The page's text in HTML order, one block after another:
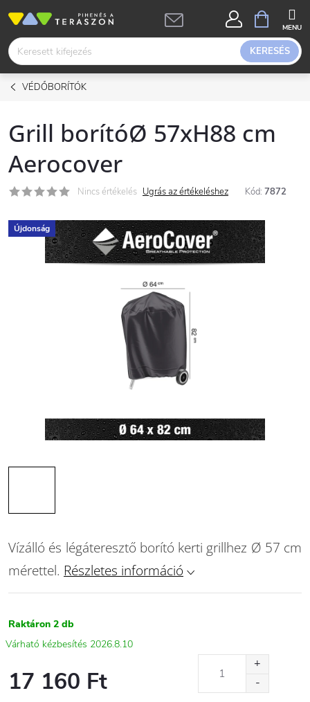
tartalomhoz
KERESÉS
KOSÁR
VÉDŐBORÍTÓK
Grill borítóØ 57xH88 cm
Aerocover
Nincs értékelés Ugrás az értékeléshez Kód: 7872
Újdonság
Vízálló és légáteresztő borító kerti grillhez Ø 57 cm
mérettel. Részletes információ
Raktáron 2 db
2026.8.10
17 160 Ft